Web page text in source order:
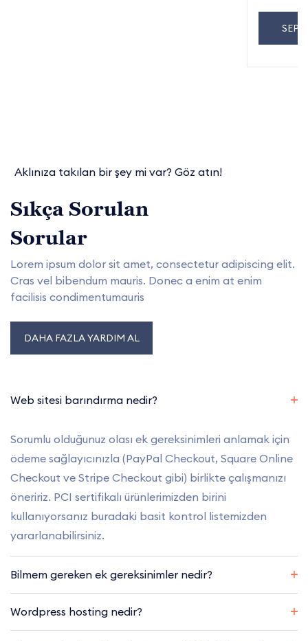
Aklınıza takılan bir şey mi var? Göz atın!
Sıkça Sorulan
Sorular
Lorem ipsum dolor sit amet, consectetur adipiscing elit.
Cras vel bibendum mauris. Donec a enim at enim
facilisis condimentumauris
DAHA FAZLA YARDIM AL
Web sitesi barındırma nedir?
Sorumlu olduğunuz olası ek gereksinimleri anlamak için
ödeme sağlayıcınızla (PayPal Checkout, Square Online
Checkout ve Stripe Checkout gibi) birlikte çalışmanızı
öneririz. PCI sertifikalı ürünlerimizden birini
kullanıyorsanız buradaki basit kontrol listemizden
yararlanabilirsiniz.
Bilmem gereken ek gereksinimler nedir?
Wordpress hosting nedir?